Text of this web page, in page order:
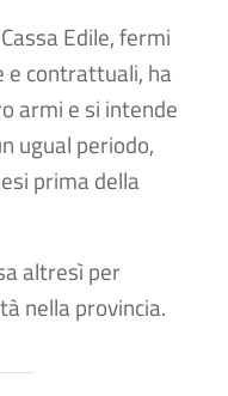
Edile, fermi
e contrattuali, ha
armi e si intende
ugual periodo,
prima della
altresì per
nella provincia.